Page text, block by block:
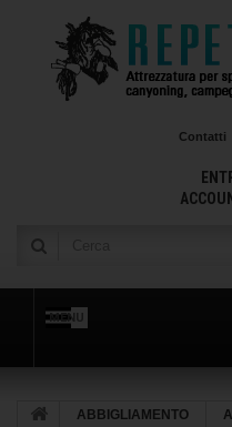
Contatti
MENU
ABBIGLIAMENTO